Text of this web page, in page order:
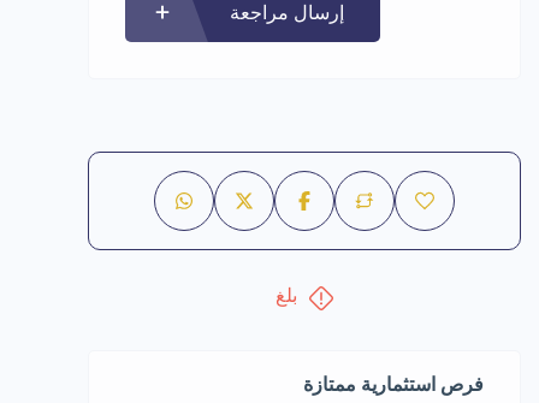
إرسال مراجعة
بلغ
فرص استثمارية ممتازة